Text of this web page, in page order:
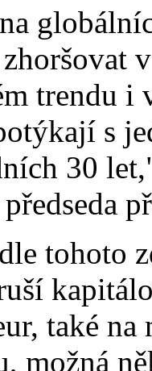
zhoršovat
trendu i
s
30
tohoto
také na
možná